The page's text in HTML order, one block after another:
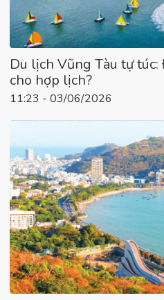
Du lịch Vũng Tàu tự
cho hợp lịch?
11:23 - 03/06/2026